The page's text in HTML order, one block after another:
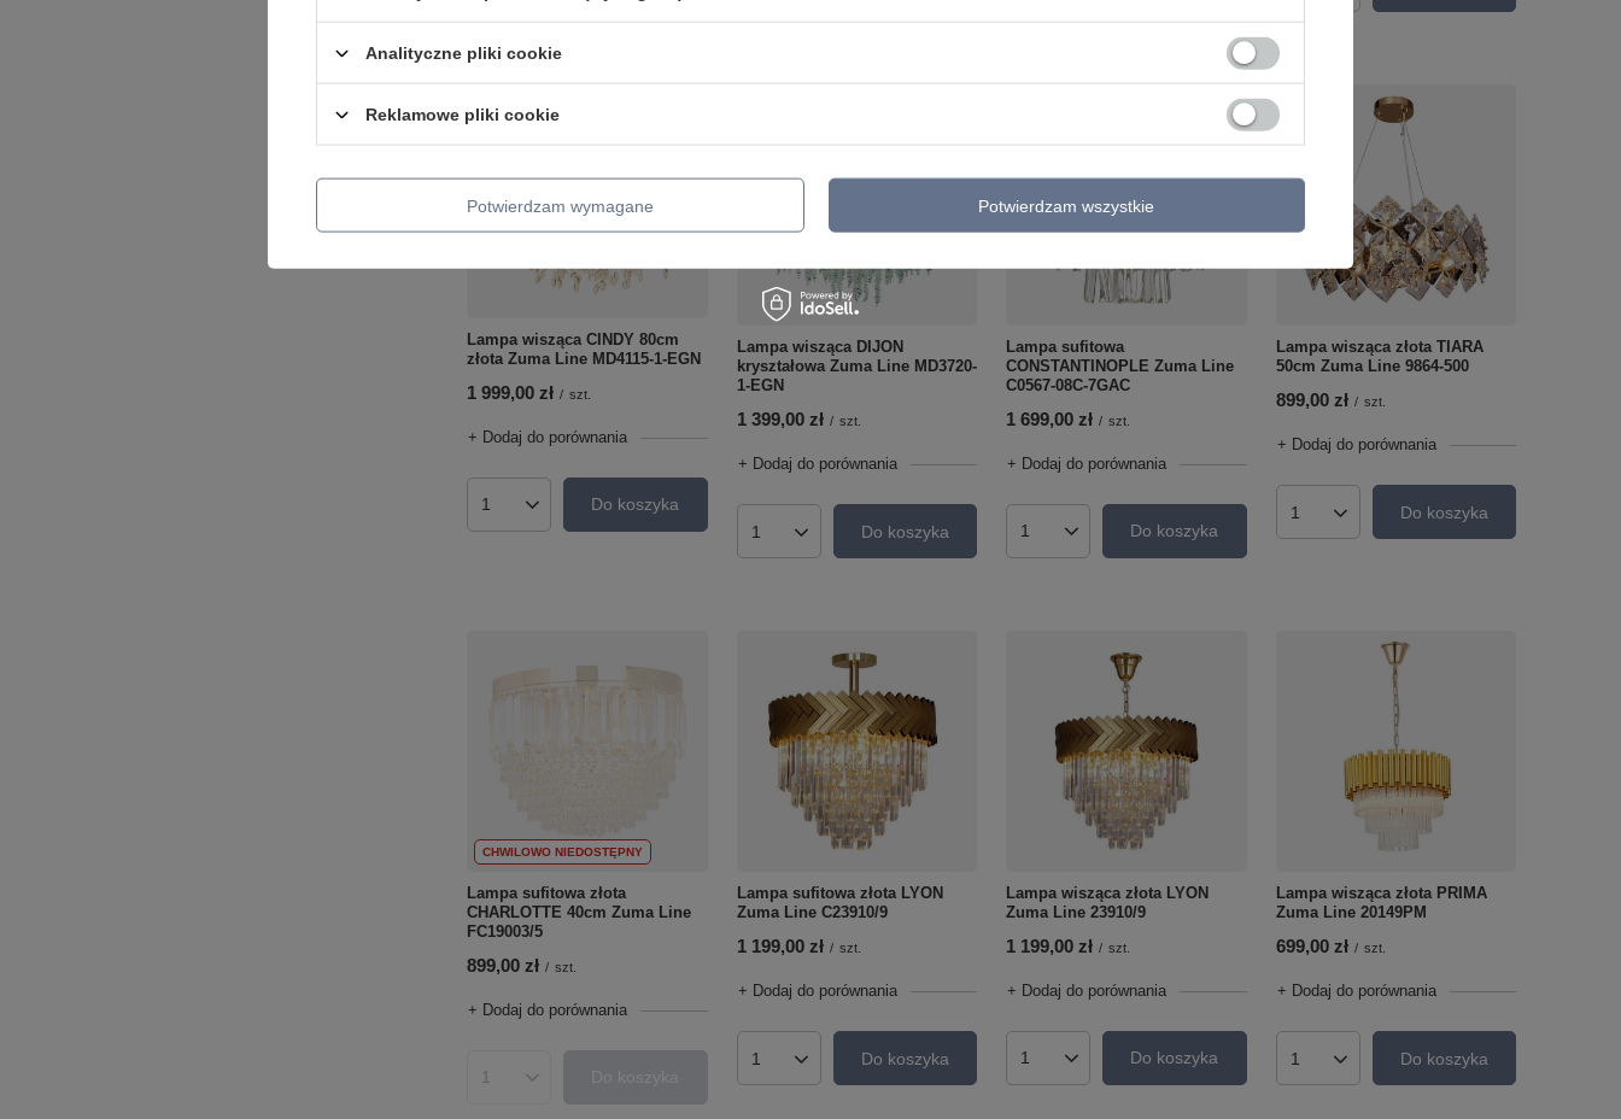
Lampa wisząca CINDY 80cm
złota Zuma Line MD4115-1-EGN
1 999,00 zł / szt.
+ Dodaj do porównania
Ilość produktówDo koszyka
Lampa wisząca DIJON
kryształowa Zuma Line MD3720-
1-EGN
1 399,00 zł / szt.
+ Dodaj do porównania
Ilość produktówDo koszyka
Lampa sufitowa
CONSTANTINOPLE Zuma Line
C0567-08C-7GAC
1 699,00 zł / szt.
+ Dodaj do porównania
Ilość produktówDo koszyka
Lampa wisząca złota TIARA
50cm Zuma Line 9864-500
899,00 zł / szt.
+ Dodaj do porównania
Ilość produktówDo koszyka
CHWILOWO NIEDOSTĘPNY
Lampa sufitowa złota
CHARLOTTE 40cm Zuma Line
FC19003/5
899,00 zł / szt.
+ Dodaj do porównania
Ilość produktówDo koszyka
Lampa sufitowa złota LYON
Zuma Line C23910/9
1 199,00 zł / szt.
+ Dodaj do porównania
Ilość produktówDo koszyka
Lampa wisząca złota LYON
Zuma Line 23910/9
1 199,00 zł / szt.
+ Dodaj do porównania
Ilość produktówDo koszyka
Lampa wisząca złota PRIMA
Zuma Line 20149PM
699,00 zł / szt.
+ Dodaj do porównania
Ilość produktówDo koszyka
Analityczne pliki cookie
Reklamowe pliki cookie
Potwierdzam wymagane Potwierdzam wszystkie